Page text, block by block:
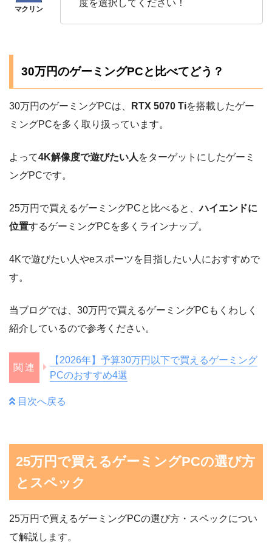
度を選択してください！
30万円のゲーミングPCと比べてどう？
30万円のゲーミングPCは、 RTX 5070 Tiを搭載したゲー
ミングPCを多く取り扱っています。
よって4K解像度で遊びたい人 をターゲットにしたゲーミ
ングPCです。
25万円で買えるゲーミングPCと比べると、ハイエンドに
位置するゲーミングPCを多くラインナップ。
4Kで遊びたい人やeスポーツを目指したい人におすすめで
す。
当ブログでは、30万円で買えるゲーミングPCもくわしく
紹介しているので参考ください。
【2026年】予算30万円以下で買えるゲーミング
PCのおすすめ4選
目次へ戻る
25万円で買えるゲーミングPCの選び方
とスペック
25万円で買えるゲーミングPCの選び方・スペックについ
て解説します。